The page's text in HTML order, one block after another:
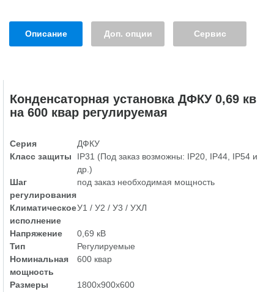
Описание Доп. опции Сервис
Конденсаторная установка ДФКУ 0,69 кв
на 600 квар регулируемая
Серия
ДФКУ
Класс защиты
IP31 (Под заказ возможны: IP20, IP44, IP54 и
др.)
Шаг
регулирования
под заказ необходимая мощность
Климатическое
исполнение
У1 / У2 / У3 / УХЛ
Напряжение
0,69 кВ
Тип
Регулируемые
Номинальная
мощность
600 квар
Размеры
1800х900х600